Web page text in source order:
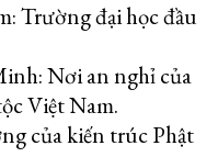
Trường đại học đầu
Nơi an nghỉ của
Việt Nam.
của kiến trúc Phật